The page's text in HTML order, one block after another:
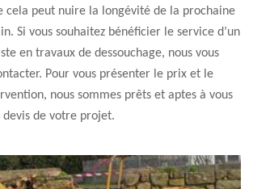
cela peut nuire la longévité de la prochaine
Si vous souhaitez bénéficier le service d’un
en travaux de dessouchage, nous vous
Pour vous présenter le prix et le
nous sommes prêts et aptes à vous
de votre projet.